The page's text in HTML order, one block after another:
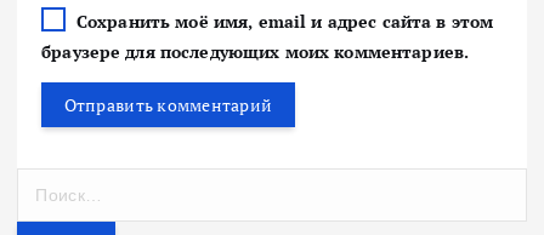
Сохранить моё имя, email и адрес сайта в этом
браузере для последующих моих комментариев.